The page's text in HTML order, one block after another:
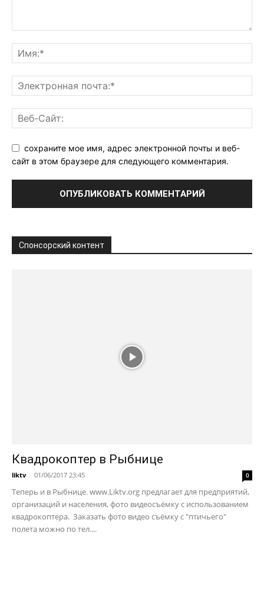
сохраните мое имя, адрес электронной почты и веб-
сайт в этом браузере для следующего комментария.
Спонсорский контент
Квадрокоптер в Рыбнице
liktv - 01/06/2017 23:45 0
Теперь и в Рыбнице. www.Liktv.org предлагает для предприятий,
организаций и населения, фото видеосъёмку с использованием
квадрокоптера. Заказать фото видео съёмку с "птичьего"
полета можно по тел....